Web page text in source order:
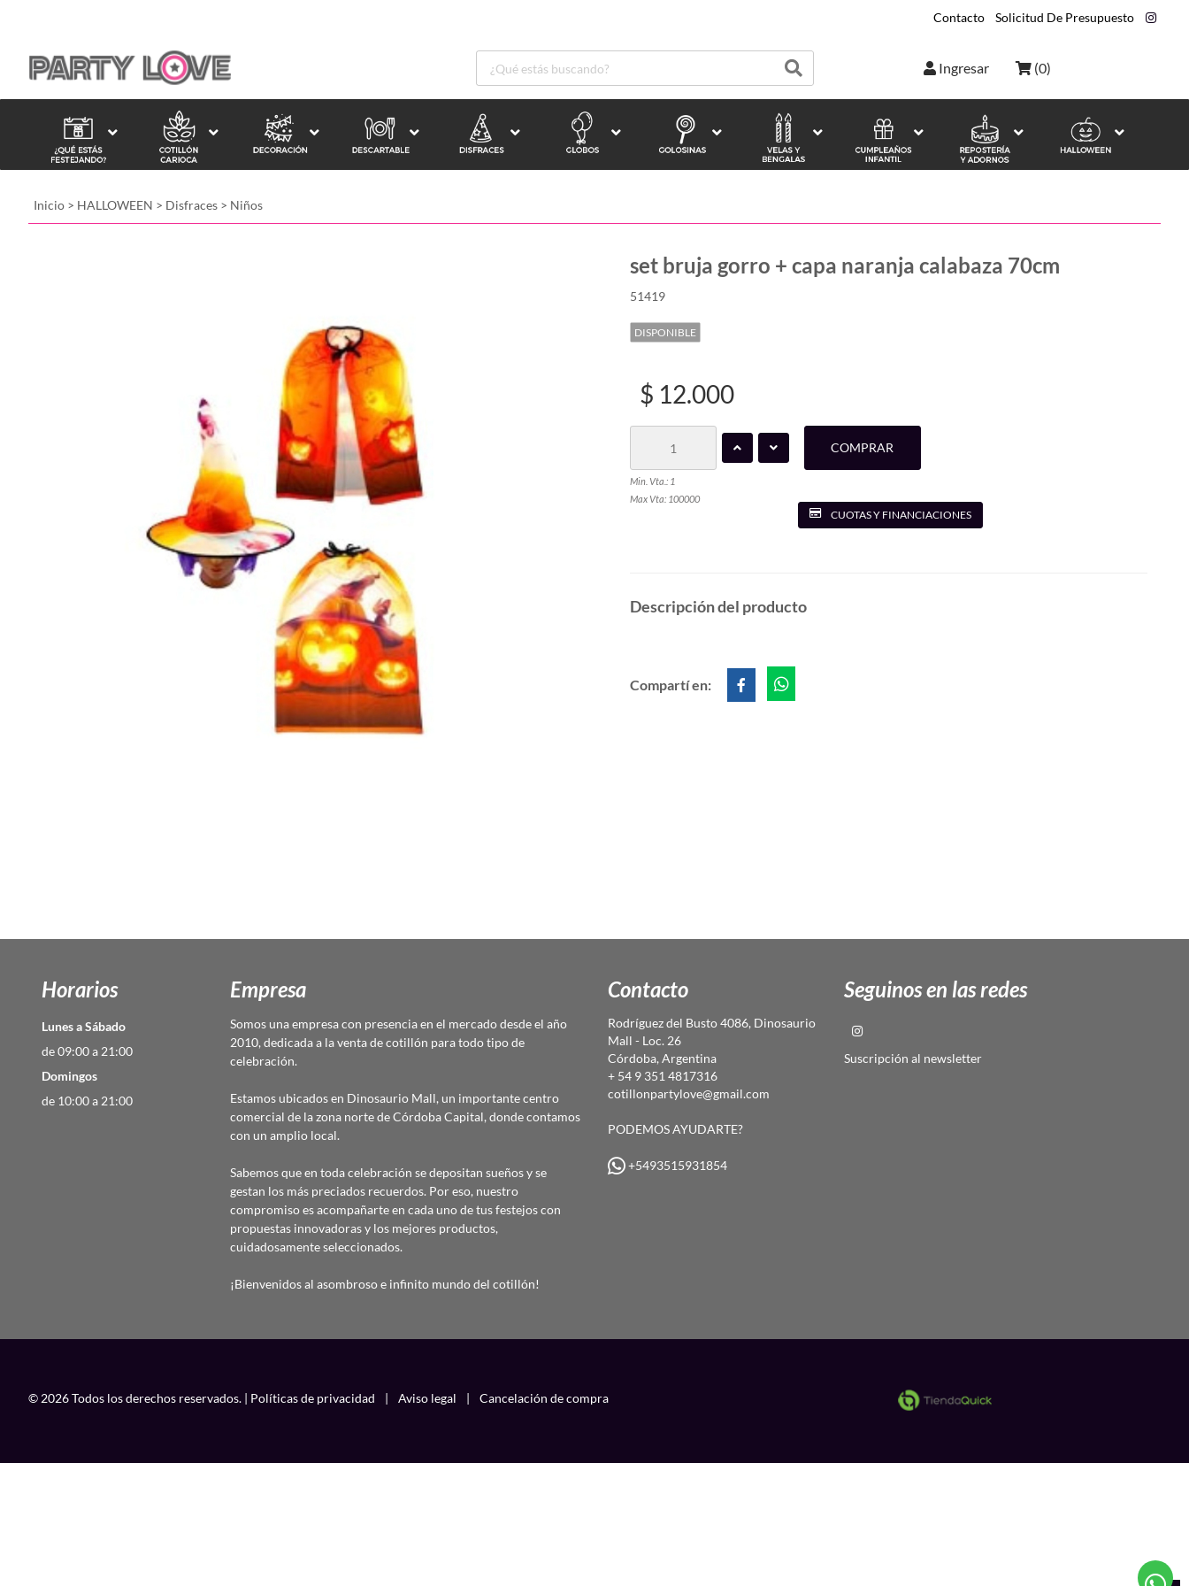
Contacto Solicitud De Presupuesto
Ingresar (0)
Inicio > HALLOWEEN > Disfraces > Niños
set bruja gorro + capa naranja calabaza 70cm
51419
DISPONIBLE
$ 12.000
Min. Vta.: 1
Max Vta: 100000
COMPRAR
CUOTAS Y FINANCIACIONES
Descripción del producto
Compartí en:
Horarios
Lunes a Sábado
de 09:00 a 21:00
Domingos
de 10:00 a 21:00
Empresa
Somos una empresa con presencia en el mercado desde el año
2010, dedicada a la venta de cotillón para todo tipo de
celebración.
Estamos ubicados en Dinosaurio Mall, un importante centro
comercial de la zona norte de Córdoba Capital, donde contamos
con un amplio local.
Sabemos que en toda celebración se depositan sueños y se
gestan los más preciados recuerdos. Por eso, nuestro
compromiso es acompañarte en cada uno de tus festejos con
propuestas innovadoras y los mejores productos,
cuidadosamente seleccionados.
¡Bienvenidos al asombroso e infinito mundo del cotillón!
Contacto
Rodríguez del Busto 4086, Dinosaurio
Mall - Loc. 26
Córdoba, Argentina
+ 54 9 351 4817316
cotillonpartylove@gmail.com
PODEMOS AYUDARTE?
+5493515931854
Seguinos en las redes
Suscripción al newsletter
© 2026 Todos los derechos reservados. | Políticas de privacidad | Aviso legal | Cancelación de compra